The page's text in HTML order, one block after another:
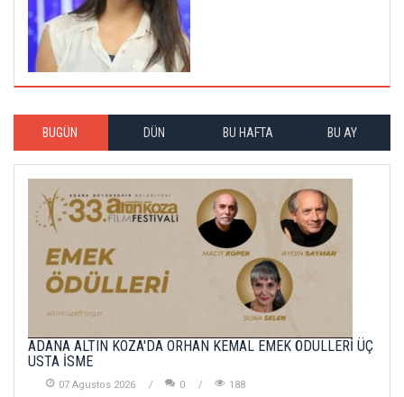
BUGÜN DÜN BU HAFTA BU AY
ADANA ALTIN KOZA'DA ORHAN KEMAL EMEK ÖDÜLLERİ ÜÇ
USTA İSME
07 Agustos 2026 0 188